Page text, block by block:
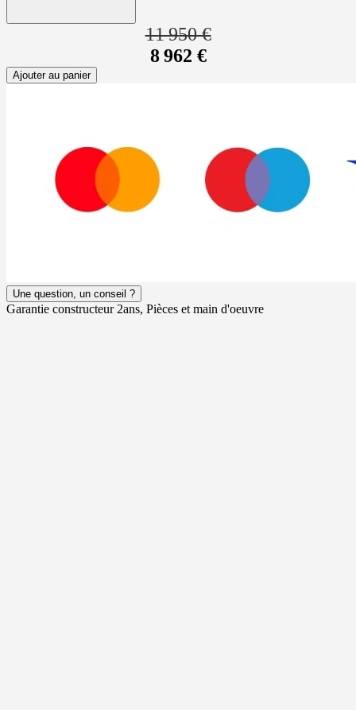
11 950 €
8 962 €
Ajouter au panier
Une question, un conseil ?
Garantie constructeur 2ans, Pièces et main d'oeuvre